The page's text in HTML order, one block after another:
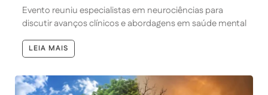
Evento reuniu especialistas em neurociências para
discutir avanços clínicos e abordagens em saúde mental
LEIA MAIS